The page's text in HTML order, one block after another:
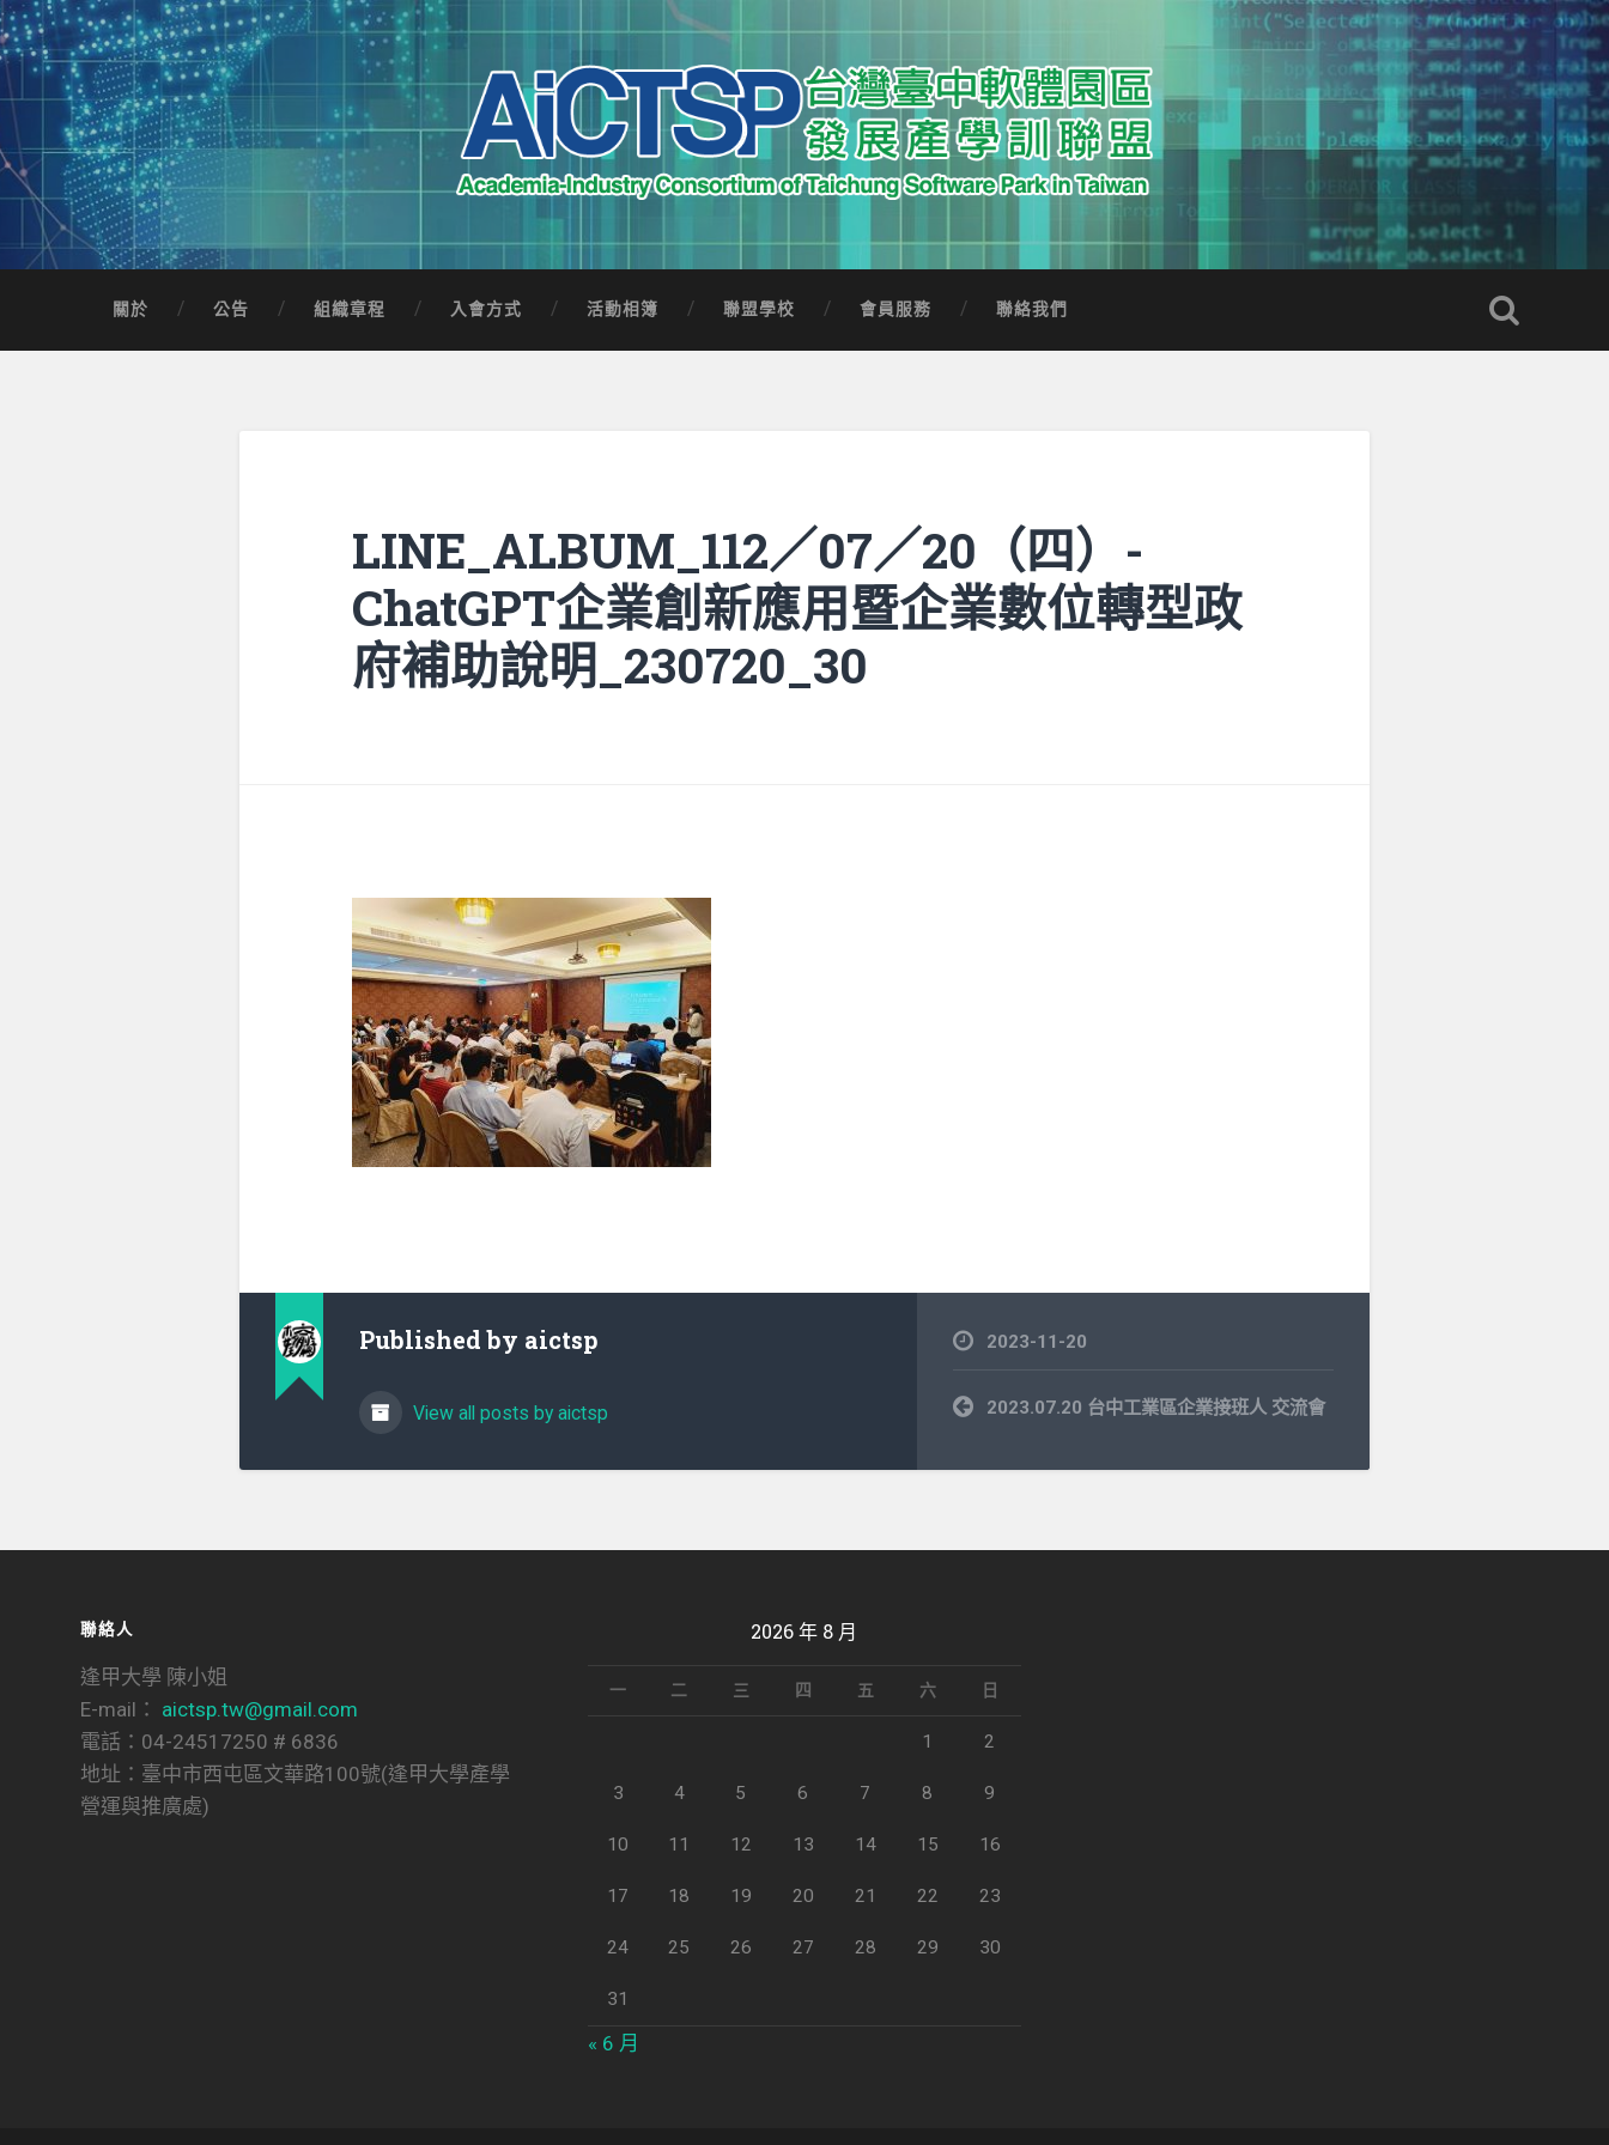
Skip
to
content
Search
AICTSP 台灣臺中軟體園區發展產學訓聯盟
Academia-Industry Consortium of Taichung Software Park in Taiwan
關於 公告 組織章程 入會方式 活動相簿 聯盟學校 會員服務 聯絡我們
LINE_ALBUM_112／07／20（四）-
ChatGPT企業創新應用暨企業數位轉型政
府補助說明_230720_30
Published by aictsp
View all posts by aictsp
2023-11-20
文
章
覽
2023.07.20 台中工業區企業接班人 交流會
聯絡人
逢甲大學 陳小姐
E-mail： aictsp.tw@gmail.com
電話：04-24517250 # 6836
地址：臺中市西屯區文華路100號(逢甲大學產學
營運與推廣處)
2026 年 8 月
一 二 三 四 五 六 日
1 2
3 4 5 6 7 8 9
10 11 12 13 14 15 16
17 18 19 20 21 22 23
24 25 26 27 28 29 30
31
« 6 月